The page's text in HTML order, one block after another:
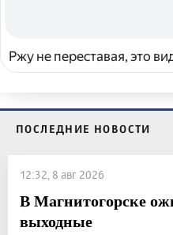
Ржу не переставая, это
ПОСЛЕДНИЕ НОВОСТИ
12:32, 8 авг 2026
В Магнитогорске
выходные